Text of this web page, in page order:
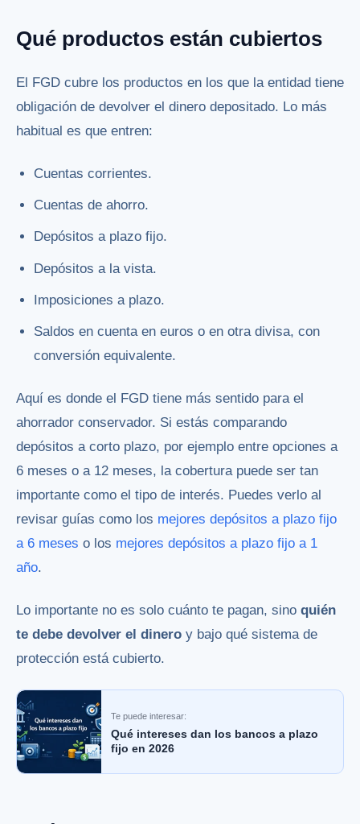
Qué productos están cubiertos
El FGD cubre los productos en los que la entidad tiene
obligación de devolver el dinero depositado. Lo más
habitual es que entren:
Cuentas corrientes.
Cuentas de ahorro.
Depósitos a plazo fijo.
Depósitos a la vista.
Imposiciones a plazo.
Saldos en cuenta en euros o en otra divisa, con
conversión equivalente.
Aquí es donde el FGD tiene más sentido para el
ahorrador conservador. Si estás comparando
depósitos a corto plazo, por ejemplo entre opciones a
6 meses o a 12 meses, la cobertura puede ser tan
importante como el tipo de interés. Puedes verlo al
revisar guías como los mejores depósitos a plazo fijo
a 6 meses o los mejores depósitos a plazo fijo a 1
año.
Lo importante no es solo cuánto te pagan, sino quién
te debe devolver el dinero y bajo qué sistema de
protección está cubierto.
Te puede interesar:
Qué intereses dan los bancos a plazo
fijo en 2026